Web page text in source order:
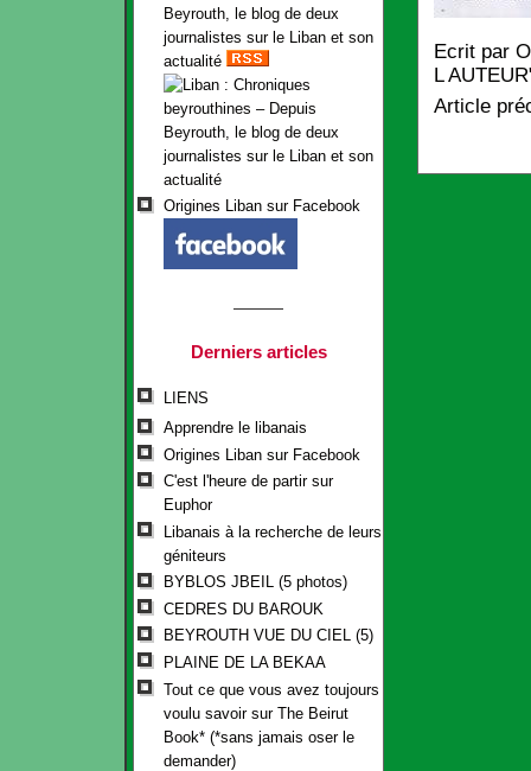
Beyrouth, le blog de deux
journalistes sur le Liban et son
actualité
Origines Liban sur Facebook
Derniers articles
LIENS
Apprendre le libanais
Origines Liban sur Facebook
C'est l'heure de partir sur
Euphor
Libanais à la recherche de leurs
géniteurs
BYBLOS JBEIL (5 photos)
CEDRES DU BAROUK
BEYROUTH VUE DU CIEL (5)
PLAINE DE LA BEKAA
Tout ce que vous avez toujours
voulu savoir sur The Beirut
Book* (*sans jamais oser le
demander)
Ecrit par
L AUTEUR
Article